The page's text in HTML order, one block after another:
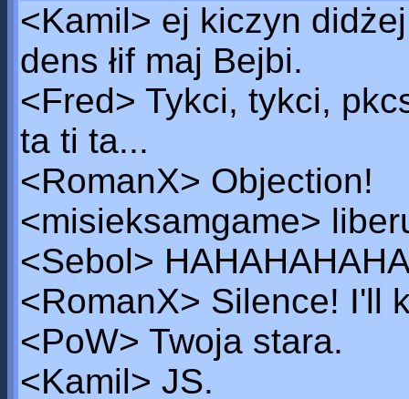
<Kamil> ej kiczyn
dens łif maj Bejbi.
<Fred> Tykci, tykci,
ta ti ta...
<RomanX> Objection!
<misieksamgame>
<Sebol>
<RomanX> Silence! I'll
<PoW> Twoja stara.
<Kamil> JS.